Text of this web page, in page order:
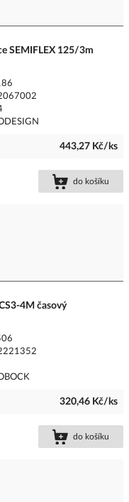
SEMIFLEX 125/3m
443,27 Kč/ks
do košíku
4M časový
320,46 Kč/ks
do košíku